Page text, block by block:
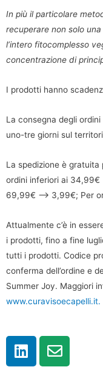
In più il particolare
recuperare non solo
l’intero fitocomplesso
concentrazione di
I prodotti hanno
La consegna degli
uno-tre giorni sul
La spedizione è
ordini inferiori ai
69,99€ –> 3,99€; Per
Attualmente c’è in
i prodotti, fino a fine
tutti i prodotti. Codice
conferma dell’ordine e
Summer Joy. Maggiori
www.curavisoecapelli.it.